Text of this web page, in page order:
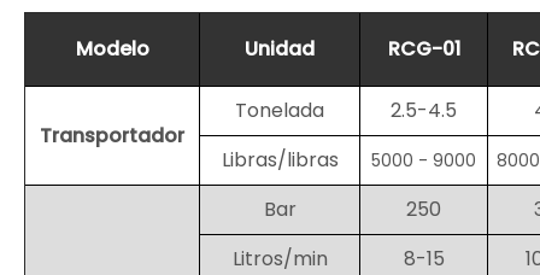
Modelo Unidad RCG-01
Transportador
Tonelada 2.5-4.5
Libras/libras
5000 - 9000
Bar 250
Litros/min
8-15